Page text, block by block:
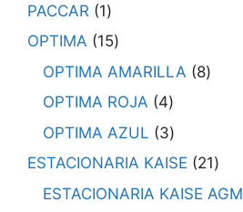
PACCAR
1
OPTIMA
15
OPTIMA AMARILLA
8
OPTIMA ROJA
4
OPTIMA AZUL
3
ESTACIONARIA KAISE
21
ESTACIONARIA KAISE AGM